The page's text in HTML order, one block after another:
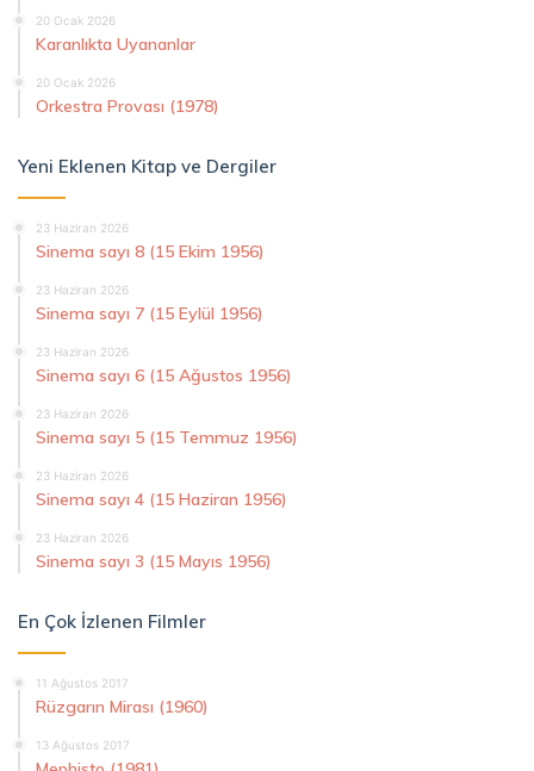
20 Ocak 2026
Karanlıkta Uyananlar
20 Ocak 2026
Orkestra Provası (1978)
Yeni Eklenen Kitap ve Dergiler
23 Haziran 2026
Sinema sayı 8 (15 Ekim 1956)
23 Haziran 2026
Sinema sayı 7 (15 Eylül 1956)
23 Haziran 2026
Sinema sayı 6 (15 Ağustos 1956)
23 Haziran 2026
Sinema sayı 5 (15 Temmuz 1956)
23 Haziran 2026
Sinema sayı 4 (15 Haziran 1956)
23 Haziran 2026
Sinema sayı 3 (15 Mayıs 1956)
En Çok İzlenen Filmler
11 Ağustos 2017
Rüzgarın Mirası (1960)
13 Ağustos 2017